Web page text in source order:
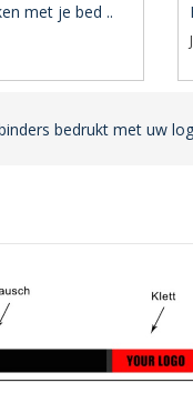
met je bed ..
bedrukt met uw